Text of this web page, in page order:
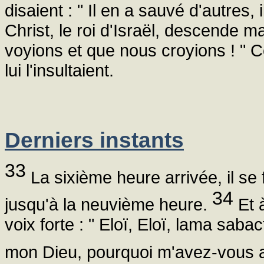
disaient : " Il en a sauvé
Christ, le roi d'Israël, descende
voyions et que nous croyions ! "
lui l'insultaient.
Derniers instants
33 La sixième heure arrivée, il
jusqu'à la neuvième heure. 34 Et
voix forte : " Eloï, Eloï, lama
mon Dieu, pourquoi m'avez-vous